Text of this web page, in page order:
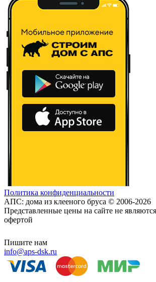
Политика конфиденциальности
АПС: дома из клееного бруса © 2006-2026
Представленные цены на сайте не
офертой
Пишите нам
info@aps-dsk.ru